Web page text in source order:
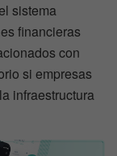
sistema
financieras
con
si empresas
infraestructura